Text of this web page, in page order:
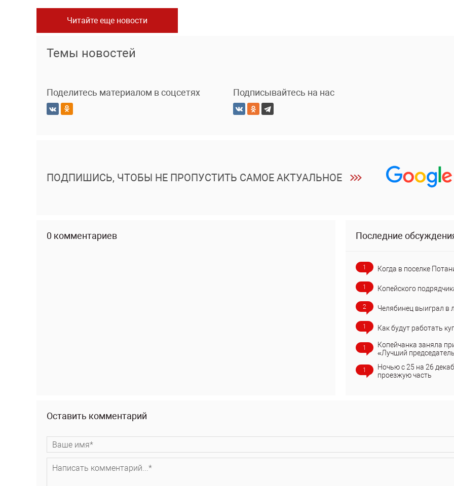
Читайте еще новости
Темы новостей
Поделитесь материалом в соцсетях Подписывайтесь на нас
ПОДПИШИСЬ, ЧТОБЫ НЕ ПРОПУСТИТЬ САМОЕ АКТУАЛЬНОЕ
0 комментариев Последние
1 Когда в поселке
1 Копейского
2 Челябинец выиграл в
1 Как будут работать
1
Копейчанка заняла
«Лучший
1
Ночью с 25 на 26
проезжую часть
Оставить комментарий